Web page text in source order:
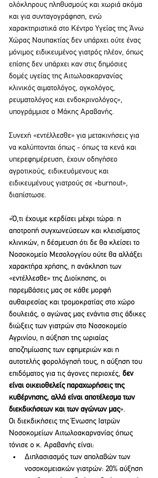
ολόκληρους πληθυσμούς και χωριά ακόμα
και για συνταγογράφηση, ενώ
χαρακτηριστικά στο Κέντρο Υγείας της Άνω
Χώρας Ναυπακτίας δεν υπάρχει ούτε ένας
μόνιμος ειδικευμένος γιατρός πλέον, όπως
επίσης δεν υπάρχει καν στις δημόσιες
δομές υγείας της Αιτωλοακαρνανίας
κλινικός αιματολόγος, ογκολόγος,
ρευματολόγος και ενδοκρινολόγος»,
υπογράμμισε ο Μάκης Αραβανής.
Συνεχή «εντέλλεσθε» για μετακινήσεις για
να καλύπτονται όπως - όπως τα κενά και
υπερεφημέρευση, έχουν οδηγήσεο
αγροτικούς, ειδικευόμενους και
ειδικευμένους γιατρούς σε «burnout»,
διαπίστωσε.
«Ό,τι έχουμε κερδίσει μέχρι τώρα: η
αποτροπή συγχωνεύσεων και κλεισίματος
κλινικών, η δέσμευση ότι δε θα κλείσει το
Νοσοκομείο Μεσολογγίου ούτε θα αλλάξει
χαρακτήρα χρήσης, η ανάκληση των
«εντέλλεσθε» της Διοίκησης, οι
παρεμβάσεις μας σε κάθε μορφή
αυθαιρεσίας και τρομοκρατίας στο χώρο
δουλειάς, ο αγώνας μας ενάντια στις άδικες
διώξεις των γιατρών στο Νοσοκομείο
Αγρινίου, η αύξηση της ωριαίας
αποζημίωσης των εφημεριών και η
αυτοτελής φορολόγησή τους, η αύξηση του
επιδόματος για τις άγονες περιοχές, δεν
είναι οικειοθελείς παραχωρήσεις της
κυβέρνησης, αλλά είναι αποτέλεσμα των
διεκδικήσεων και των αγώνων μας».
Οι διεκδικήσεις της Ένωσης Ιατρών
Νοσοκομείων Αιτωλοακαρνανίας όπως
τόνισε ο κ. Αραβανής είναι:
Διπλασιασμός των απολαβών των
νοσοκομειακών γιατρών: 20% αύξηση